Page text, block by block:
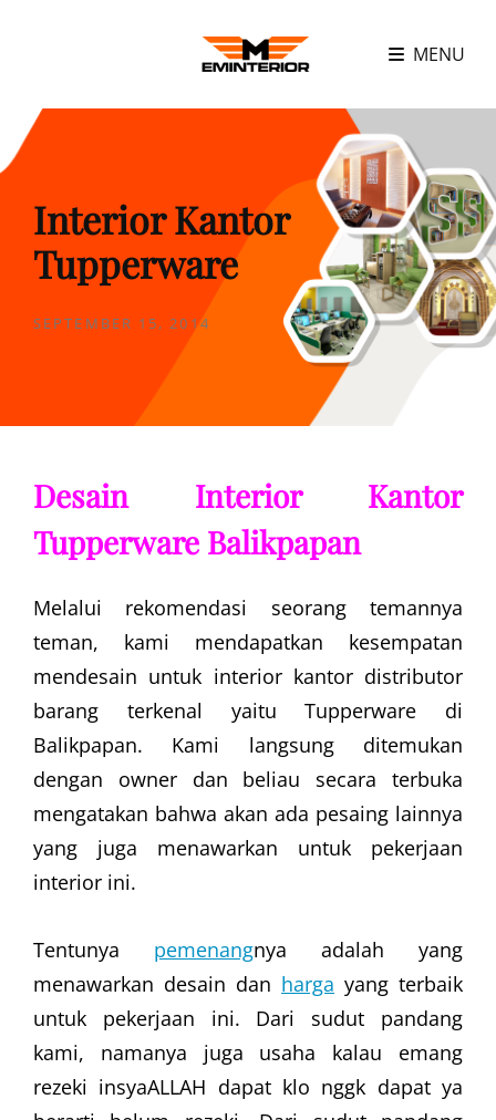
MENU
Interior Kantor
Tupperware
POSTED
SEPTEMBER 15, 2014
Desain Interior Kantor
Tupperware Balikpapan
Melalui rekomendasi seorang temannya
teman, kami mendapatkan kesempatan
mendesain untuk interior kantor distributor
barang terkenal yaitu Tupperware di
Balikpapan. Kami langsung ditemukan
dengan owner dan beliau secara terbuka
mengatakan bahwa akan ada pesaing lainnya
yang juga menawarkan untuk pekerjaan
interior ini.
Tentunya pemenangnya adalah yang
menawarkan desain dan harga yang terbaik
untuk pekerjaan ini. Dari sudut pandang
kami, namanya juga usaha kalau emang
rezeki insyaALLAH dapat klo nggk dapat ya